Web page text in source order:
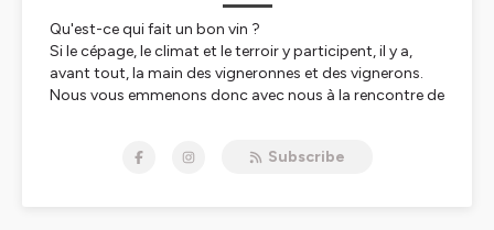
Qu'est-ce qui fait un bon vin ?
Si le cépage, le climat et le terroir y participent, il y a,
avant tout, la main des vigneronnes et des vignerons.
Nous vous emmenons donc avec nous à la rencontre de
au milieu des raisins, des vignes et des barriques.
Subscribe